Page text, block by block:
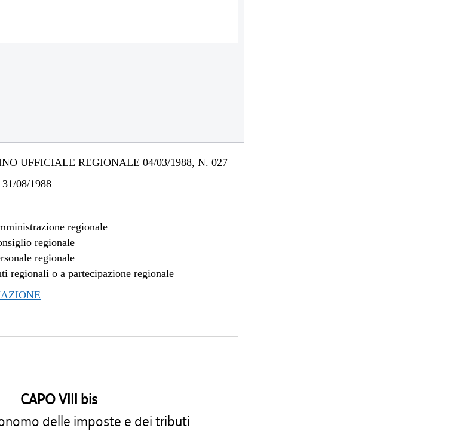
UFFICIALE REGIONALE 04/03/1988, N. 027
31/08/1988
regionale
regionale
regionale
regionali o a partecipazione regionale
CAPO VIII bis
delle imposte e dei tributi